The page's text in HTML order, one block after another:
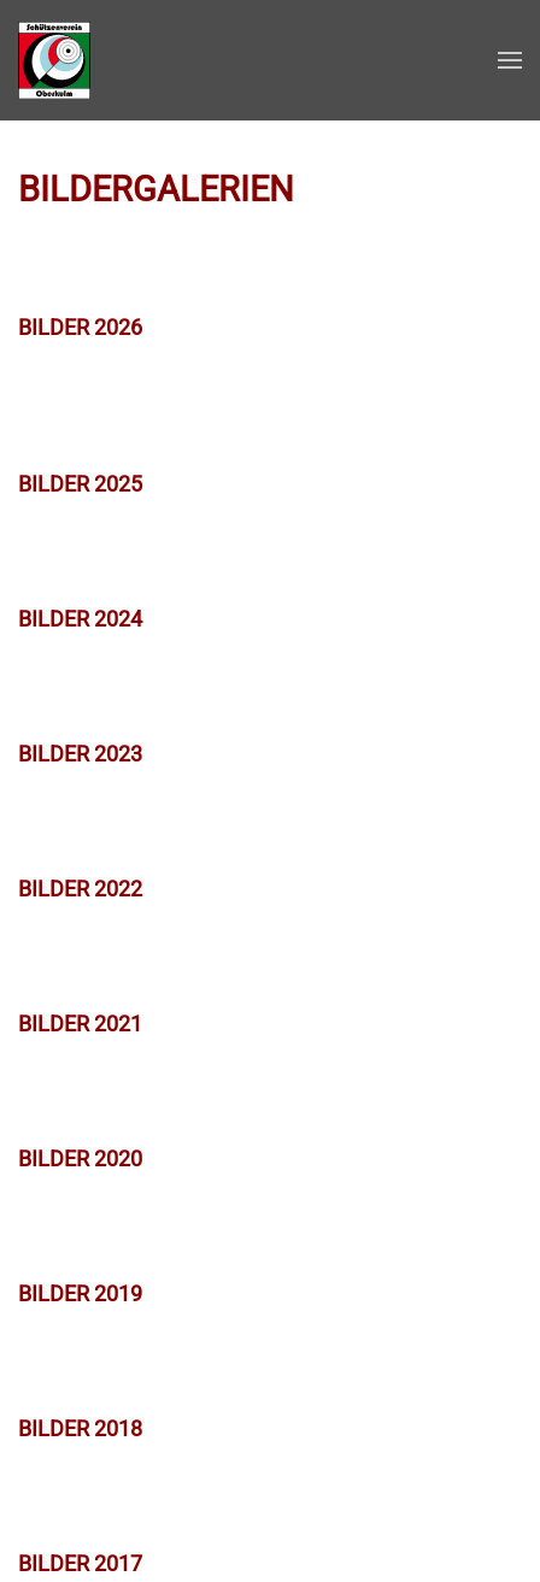
Zum Hauptinhalt springen
BILDERGALERIEN
BILDER 2026
BILDER 2025
BILDER 2024
BILDER 2023
BILDER 2022
BILDER 2021
BILDER 2020
BILDER 2019
BILDER 2018
BILDER 2017